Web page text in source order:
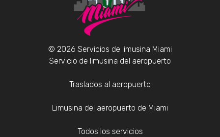
© 2026 Servicios de limusina Miami
Servicio de limusina del aeropuerto
Traslados al aeropuerto
Limusina del aeropuerto de Miami
Todos los servicios